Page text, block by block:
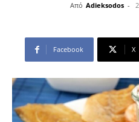
Από Adieksodos -
Facebook X